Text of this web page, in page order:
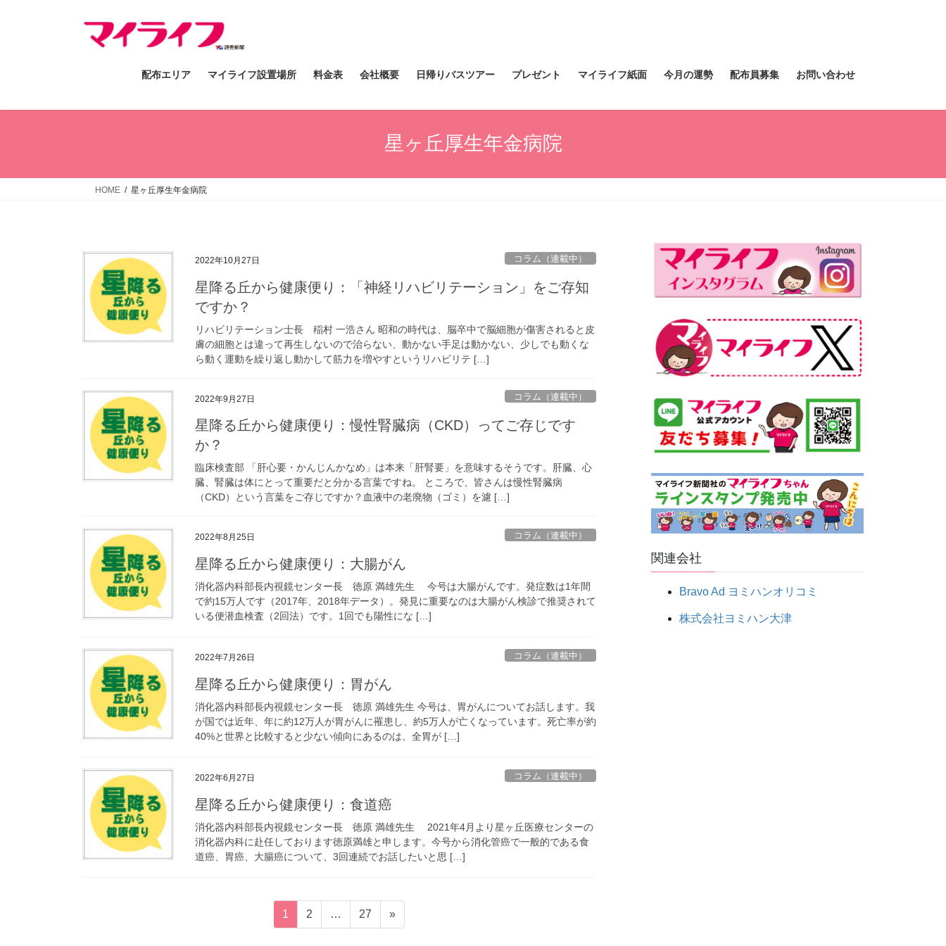
ス
ン
配布エリア マイライフ設置場所 料金表 会社概要 日帰りバスツアー プレゼント マイライフ紙面 今月の運勢 配布員募集 お問い合わせ
星ヶ丘厚生年金病院
HOME 星ヶ丘厚生年金病院
2022年10月27日 コラム（連載中）
星降る丘から健康便り：「神経リハビリテーション」をご存知
ですか？
リハビリテーション士長 稲村 一浩さん 昭和の時代は、脳卒中で脳細胞が傷害されると皮
膚の細胞とは違って再生しないので治らない、動かない手足は動かない、少しでも動くな
ら動く運動を繰り返し動かして筋力を増やすというリハビリテ […]
2022年9月27日 コラム（連載中）
星降る丘から健康便り：慢性腎臓病（CKD）ってご存じです
か？
臨床検査部 「肝心要・かんじんかなめ」は本来「肝腎要」を意味するそうです。肝臓、心
臓、腎臓は体にとって重要だと分かる言葉ですね。 ところで、皆さんは慢性腎臓病
（CKD）という言葉をご存じですか？血液中の老廃物（ゴミ）を濾 […]
2022年8月25日 コラム（連載中）
星降る丘から健康便り：大腸がん
消化器内科部長内視鏡センター長 徳原 満雄先生 今号は大腸がんです。発症数は1年間
で約15万人です（2017年、2018年データ）。発見に重要なのは大腸がん検診で推奨されて
いる便潜血検査（2回法）です。1回でも陽性にな […]
2022年7月26日 コラム（連載中）
星降る丘から健康便り：胃がん
消化器内科部長内視鏡センター長 徳原 満雄先生 今号は、胃がんについてお話します。我
が国では近年、年に約12万人が胃がんに罹患し、約5万人が亡くなっています。死亡率が約
40%と世界と比較すると少ない傾向にあるのは、全胃が […]
2022年6月27日 コラム（連載中）
星降る丘から健康便り：食道癌
消化器内科部長内視鏡センター長 徳原 満雄先生 2021年4月より星ヶ丘医療センターの
消化器内科に赴任しております徳原満雄と申します。今号から消化管癌で一般的である食
道癌、胃癌、大腸癌について、3回連続でお話したいと思 […]
固
定
1
固
定
2 …
固
定
27 »
関連会社
Bravo Ad ヨミハンオリコミ
株式会社ヨミハン大津